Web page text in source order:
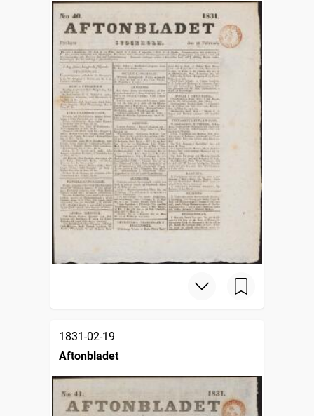
1831-02-19
Aftonbladet